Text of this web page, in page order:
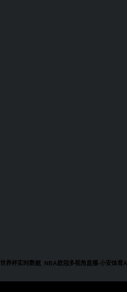
世界杯实时数据_NBA欧冠多视角直播-小安体育